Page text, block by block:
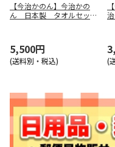
【今治かのん】今治かの
ん 日本製 タオルセッ
5,500円
(送料別・税込) (